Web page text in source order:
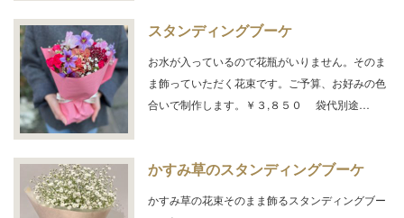
スタンディングブーケ
お水が入っているので花瓶がいりません。そのま
ま飾っていただく花束です。ご予算、お好みの色
合いで制作します。￥３,８５０ 袋代別途…
かすみ草のスタンディングブーケ
かすみ草の花束そのまま飾るスタンディングブー